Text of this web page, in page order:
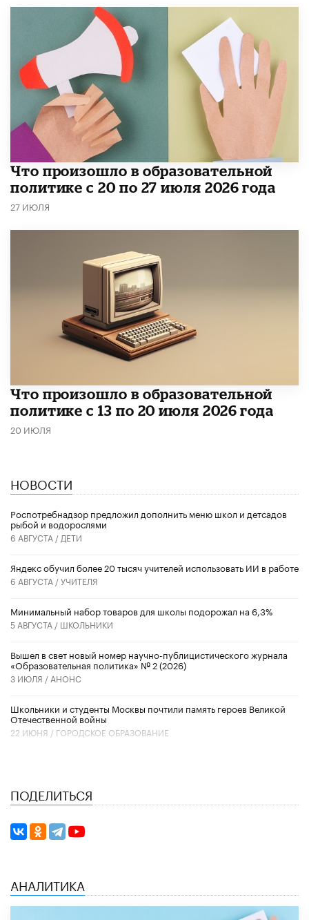
​Что произошло в образовательной
политике с 20 по 27 июля 2026 года
27 ИЮЛЯ
Что произошло в образовательной
политике с 13 по 20 июля 2026 года
20 ИЮЛЯ
НОВОСТИ
Роспотребнадзор предложил дополнить меню школ и детсадов
рыбой и водорослями
6 АВГУСТА / ДЕТИ
​Яндекс обучил более 20 тысяч учителей использовать ИИ в работе
6 АВГУСТА /УЧИТЕЛЯ
Минимальный набор товаров для школы подорожал на 6,3%
5 АВГУСТА / ШКОЛЬНИКИ
Вышел в свет новый номер научно-публицистического журнала
«Образовательная политика» № 2 (2026)
3 ИЮЛЯ / АНОНС
Школьники и студенты Москвы почтили память героев Великой
Отечественной войны
22 ИЮНЯ / ГОРОДСКОЕ ОБРАЗОВАНИЕ
ПОДЕЛИТЬСЯ
АНАЛИТИКА